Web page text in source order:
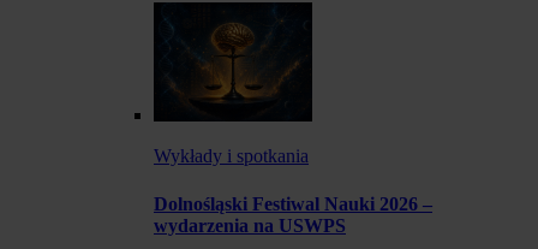
Wykłady i spotkania
Dolnośląski Festiwal Nauki 2026 –
wydarzenia na USWPS